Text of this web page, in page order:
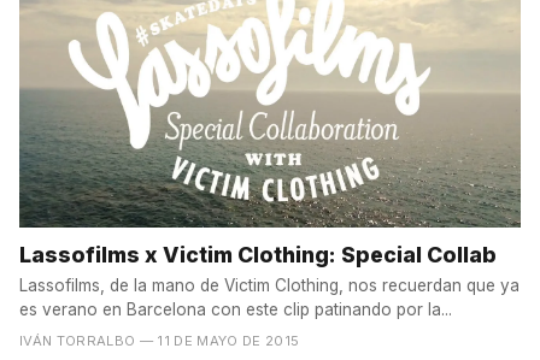
Lassofilms x Victim Clothing: Special Collab
Lassofilms, de la mano de Victim Clothing, nos recuerdan que ya
es verano en Barcelona con este clip patinando por la...
IVÁN TORRALBO — 11 DE MAYO DE 2015